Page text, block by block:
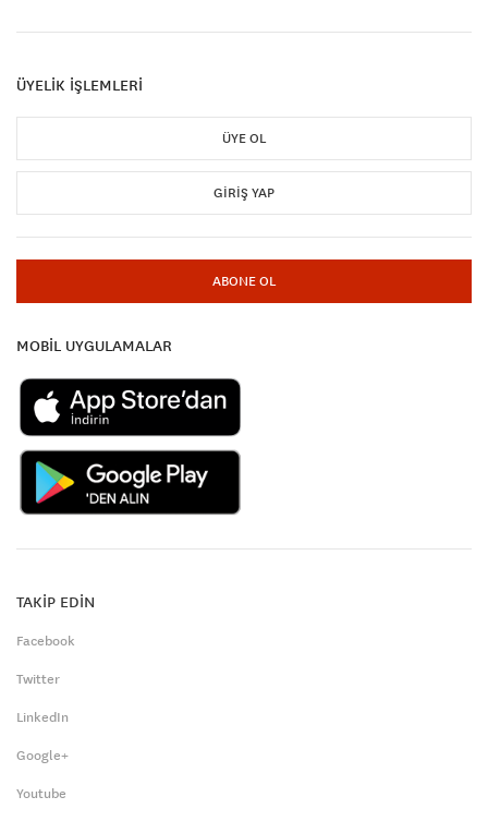
ÜYELİK İŞLEMLERİ
ÜYE OL
GIRIŞ YAP
ABONE OL
MOBİL UYGULAMALAR
TAKİP EDİN
Facebook
Twitter
LinkedIn
Google+
Youtube